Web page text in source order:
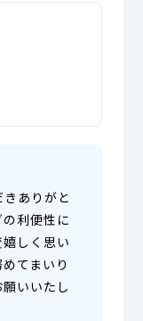
ありがと
利便性に
しく思い
てまいり
いいたし